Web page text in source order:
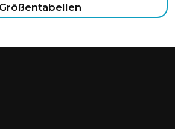
Größentabellen